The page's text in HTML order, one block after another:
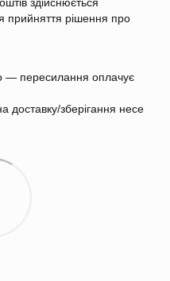
прийняття рішення про
— пересилання оплачує
доставку/зберігання несе